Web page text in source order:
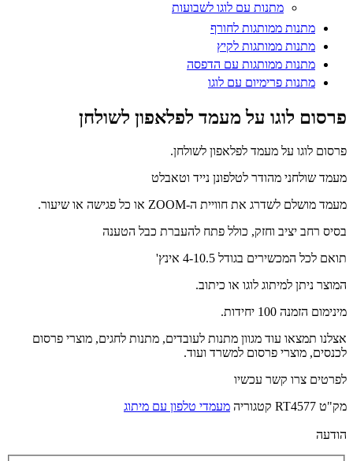
מתנות עם לוגו לשבועות
מתנות ממותגות לחורף
מתנות ממותגות לקיץ
מתנות ממותגות עם הדפסה
מתנות פרימיום עם לוגו
פרסום לוגו על מעמד לפלאפון לשולחן
פרסום לוגו על מעמד לפלאפון לשולחן.
מעמד שולחני מהודר לטלפונן נייד וטאבלט
מעמד מושלם לשדרג את חוויית ה-ZOOM או כל פגישה או שיעור.
בסיס רחב יציב וחזק, כולל פתח להעברת כבל הטענה
תואם לכל המכשירים בגודל 4-10.5 אינץ'
המוצר ניתן למיתוג לוגו או כיתוב.
מינימום הזמנה 100 יחידות.
אצלנו תמצאו עוד מגוון מתנות לעובדים, מתנות לחגים, מוצרי פרסום
לכנסים, מוצרי פרסום למשרד ועוד.
לפרטים צרו קשר עכשיו
מק"ט RT4577 קטגוריה מעמדי טלפון עם מיתוג
הודעה